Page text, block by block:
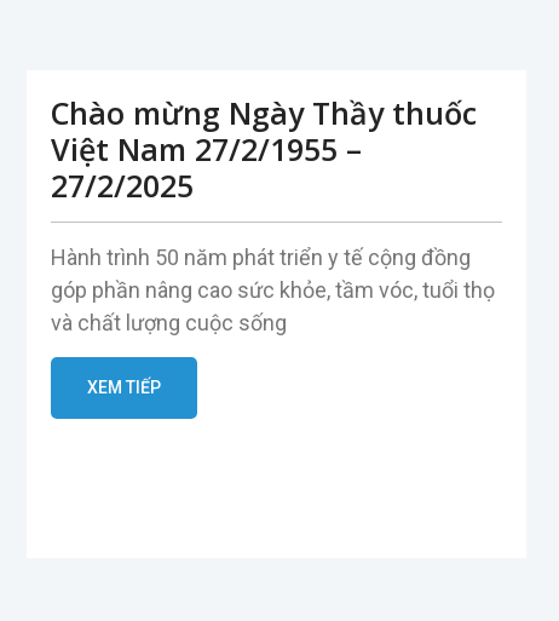
Chào mừng Ngày Thầy thuốc
Việt Nam 27/2/1955 –
27/2/2025
Hành trình 50 năm phát triển y tế cộng đồng
góp phần nâng cao sức khỏe, tầm vóc, tuổi thọ
và chất lượng cuộc sống
XEM TIẾP